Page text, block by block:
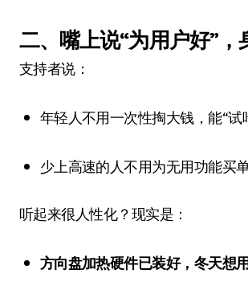
二、嘴上说“为用户好”，
支持者说：
年轻人不用一次性掏大钱，能“试
少上高速的人不用为无用功能买
听起来很人性化？现实是：
方向盘加热硬件已装好，冬天想